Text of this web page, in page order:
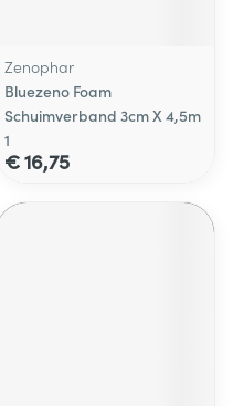
Zenophar
Bluezeno Foam
Schuimverband 3cm X 4,5m
1
€ 16,75